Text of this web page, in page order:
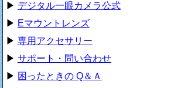
▶ デジタル一眼カメラ公式
▶ Eマウントレンズ
▶ 専用アクセサリー
▶ サポート・問い合わせ
▶ 困ったときの Q＆Ａ